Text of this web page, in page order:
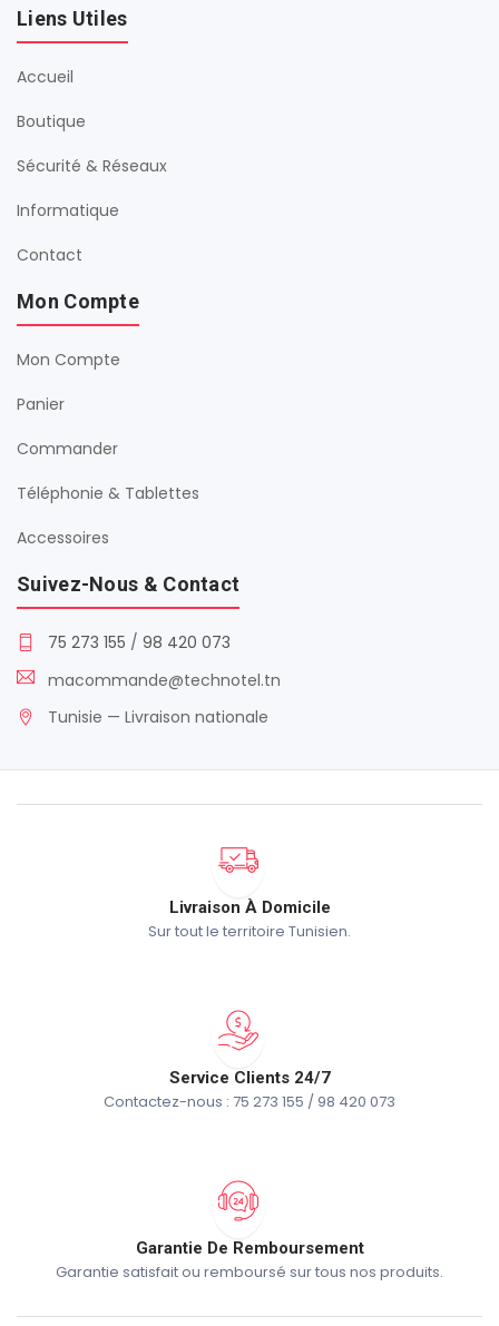
Liens Utiles
Accueil
Boutique
Sécurité & Réseaux
Informatique
Contact
Mon Compte
Mon Compte
Panier
Commander
Téléphonie & Tablettes
Accessoires
Suivez-Nous & Contact
75 273 155 / 98 420 073
macommande@technotel.tn
Tunisie — Livraison nationale
Livraison À Domicile
Sur tout le territoire Tunisien.
Service Clients 24/7
Contactez-nous : 75 273 155 / 98 420 073
Garantie De Remboursement
Garantie satisfait ou remboursé sur tous nos produits.